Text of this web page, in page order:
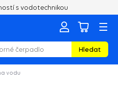
s vodotechnikou
Hledat
vodu